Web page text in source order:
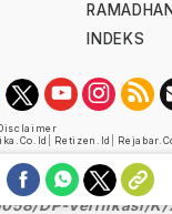
INDEKS
Retizen.id
oleh
DP-Verifikasi/